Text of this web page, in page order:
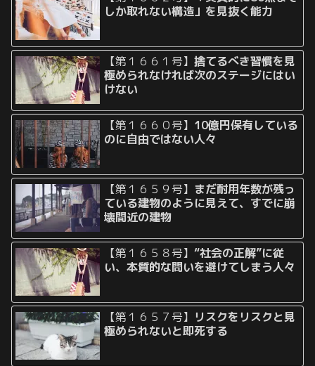
しか取れない構造」を見抜く能力
【第１６６１号】捨てるべき習慣を見
極められなければ次のステージにはい
けない
【第１６６０号】 10億円保有している
のに自由ではない人々
【第１６５９号】 まだ耐用年数が残っ
ている建物のように見えて、すでに崩
壊間近の建物
【第１６５８号】“社会の正解”に従
い、本質的な問いを避けてしまう人々
【第１６５７号】 リスクをリスクと見
極められないと即死する